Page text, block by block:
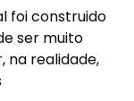
foi construido
ser muito
na realidade,